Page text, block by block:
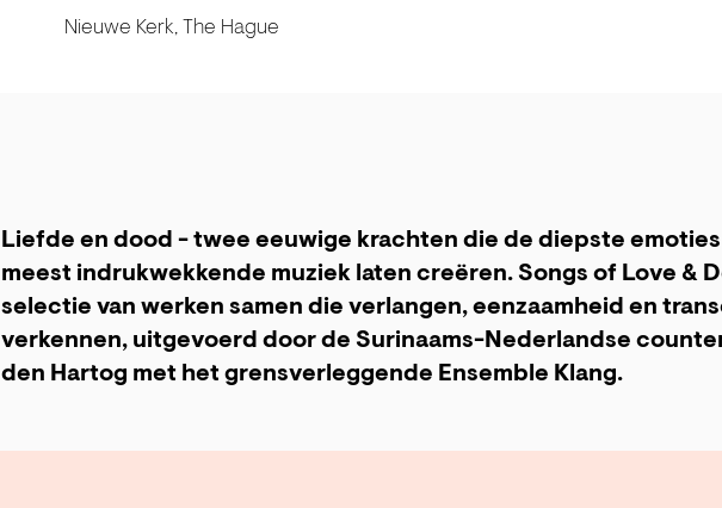
Nieuwe Kerk, The Hague
Liefde en dood - twee eeuwige krachten die de diepste
meest indrukwekkende muziek laten creëren. Songs of Love &
selectie van werken samen die verlangen, eenzaamheid en
verkennen, uitgevoerd door de Surinaams-Nederlandse
den Hartog met het grensverleggende Ensemble Klang.